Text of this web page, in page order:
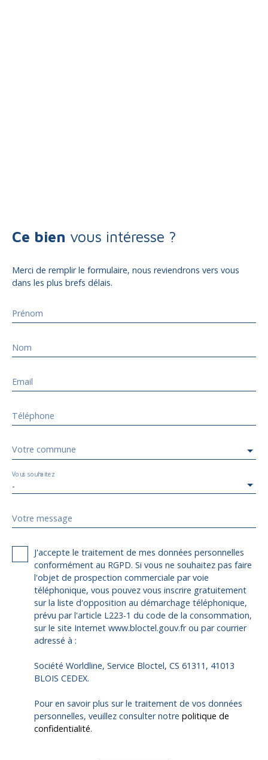
Ce bien vous intéresse ?
Merci de remplir le formulaire, nous reviendrons vers vous
dans les plus brefs délais.
Prénom
Nom
Email
Téléphone
Votre commune
-
Vous souhaitez
Votre message
J'accepte le traitement de mes données personnelles
conformément au RGPD. Si vous ne souhaitez pas faire
l'objet de prospection commerciale par voie
téléphonique, vous pouvez vous inscrire gratuitement
sur la liste d'opposition au démarchage téléphonique,
prévu par l'article L223-1 du code de la consommation,
sur le site Internet www.bloctel.gouv.fr ou par courrier
adressé à :
Société Worldline, Service Bloctel, CS 61311, 41013
BLOIS CEDEX.
Pour en savoir plus sur le traitement de vos données
personnelles, veuillez consulter notre politique de
confidentialité.